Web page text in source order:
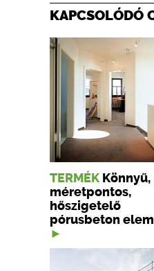
KAPCSOLÓDÓ
TERMÉK Könnyű,
méretpontos,
hőszigetelő
pórusbeton